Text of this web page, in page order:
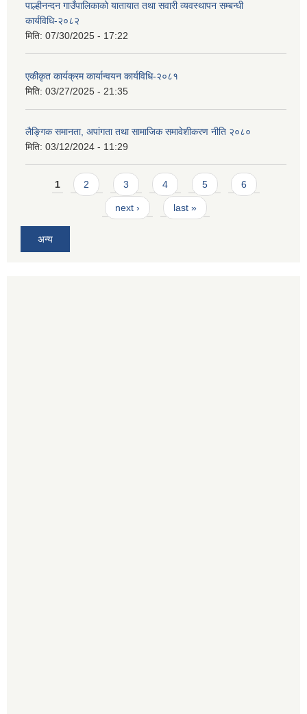
पाल्हीनन्दन गाउँपालिकाको यातायात तथा सवारी व्यवस्थापन सम्बन्धी
कार्यविधि-२०८२
मिति: 07/30/2025 - 17:22
एकीकृत कार्यक्रम कार्यान्वयन कार्यविधि-२०८१
मिति: 03/27/2025 - 21:35
लैङ्गिक समानता, अपांगता तथा सामाजिक समावेशीकरण नीति २०८०
मिति: 03/12/2024 - 11:29
Pages
1 2 3 4 5 6
next › last »
अन्य